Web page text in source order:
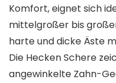
Komfort, eignet sich
mittelgroßer bis
harte und dicke Äste
Die Hecken Schere
angewinkelte Zahn-